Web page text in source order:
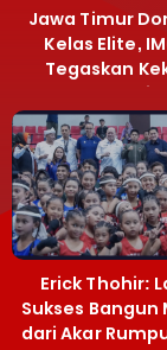
Jawa Timur
Kelas Elite,
Tegaskan
Muaythai
Erick Thohir:
Sukses
dari Akar